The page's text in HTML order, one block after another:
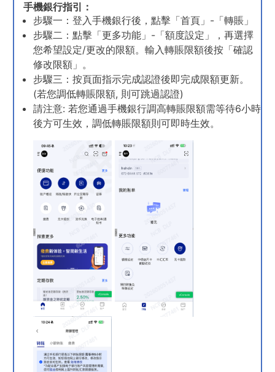
手機銀行指引：
步驟一：登入手機銀行後，點擊「首頁」-「轉賬」
步驟二：點擊「更多功能」-「額度設定」，再選擇
您希望設定/更改的限額。輸入轉賬限額後按「確認
修改限額」。
步驟三：按頁面指示完成認證後即完成限額更新。
(若您調低轉賬限額, 則可跳過認證)
請注意: 若您通過手機銀行調高轉賬限額需等待6小時
後方可生效，調低轉賬限額則可即時生效。